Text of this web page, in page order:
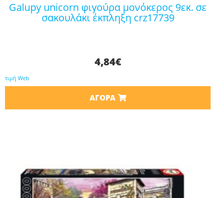
galupy unicorn φιγούρα μονόκερος 9εκ. σε
σακουλάκι έκπληξη crz17739
4,84€
τιμή Web
ΑΓΟΡΆ